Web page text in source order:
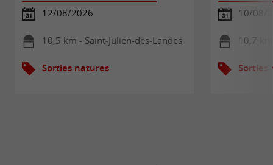
12/08/2026
10,5 km - Saint-Julien-des-Landes
Sorties natures
10/08/
10,7
Sorties